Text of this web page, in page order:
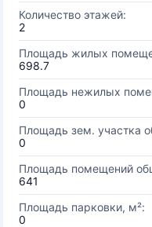
Количество этажей:
2
Площадь жилых
698.7
Площадь нежилых
0
Площадь зем. участка
0
Площадь помещений
641
Площадь парковки, м²:
0